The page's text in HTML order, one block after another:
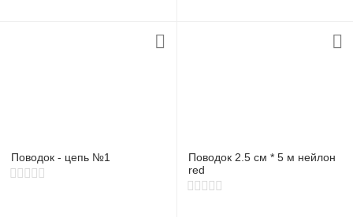
Поводок - цепь №1
Поводок 2.5 см * 5 м нейлон
red